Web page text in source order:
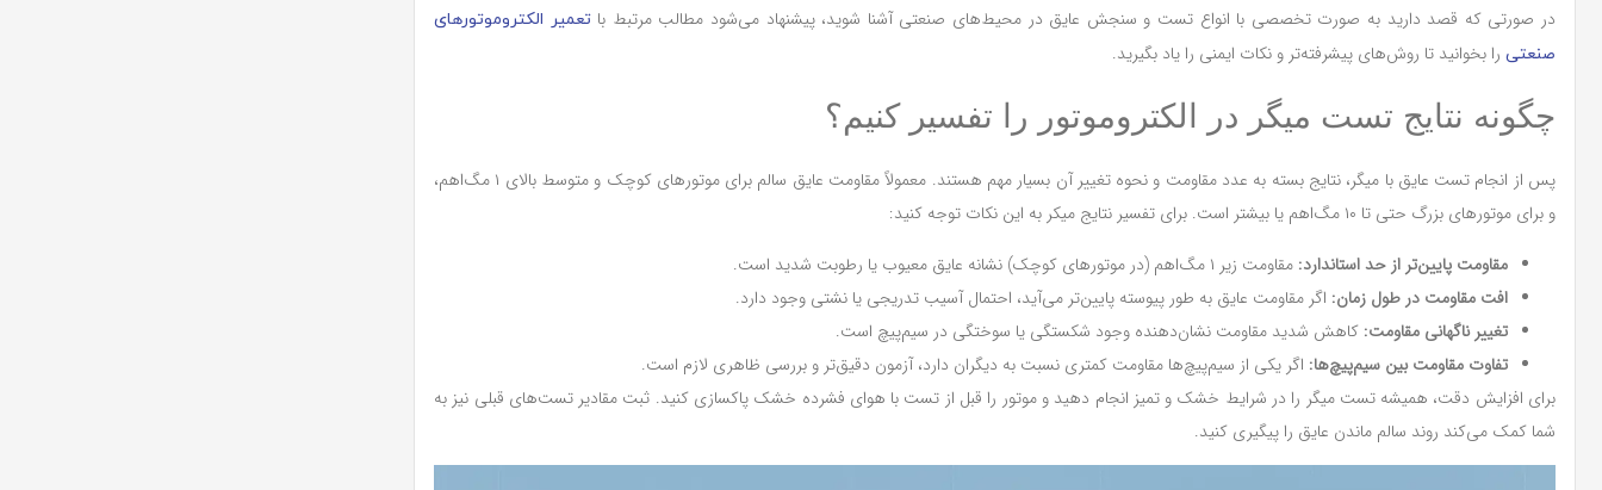
در صورتی که قصد دارید به صورت تخصصی با انواع تست و سنجش عایق در محیط‌های صنعتی آشنا شوید، پیشنهاد می‌شود مطالب مرتبط باتعمیر الکتروموتورهای
صنعتی را بخوانید تا روش‌های پیشرفته‌تر و نکات ایمنی را یاد بگیرید.
چگونه نتایج تست میگر در الکتروموتور را تفسیر کنیم؟
پس از انجام تست عایق با میگر، نتایج بسته به عدد مقاومت و نحوه تغییر آن بسیار مهم هستند. معمولاً مقاومت عایق سالم برای موتورهای کوچک و متوسط بالای ۱ مگ‌اهم،
و برای موتورهای بزرگ حتی تا ۱۰ مگ‌اهم یا بیشتر است. برای تفسیر نتایج میکر به این نکات توجه کنید:
مقاومت پایین‌تر از حد استاندارد: مقاومت زیر ۱ مگ‌اهم (در موتورهای کوچک) نشانه عایق معیوب یا رطوبت شدید است.
افت مقاومت در طول زمان: اگر مقاومت عایق به طور پیوسته پایین‌تر می‌آید، احتمال آسیب تدریجی یا نشتی وجود دارد.
تغییر ناگهانی مقاومت: کاهش شدید مقاومت نشان‌دهنده وجود شکستگی یا سوختگی در سیم‌پیچ است.
تفاوت مقاومت بین سیم‌پیچ‌ها: اگر یکی از سیم‌پیچ‌ها مقاومت کمتری نسبت به دیگران دارد، آزمون دقیق‌تر و بررسی ظاهری لازم است.
برای افزایش دقت، همیشه تست میگر را در شرایط خشک و تمیز انجام دهید و موتور را قبل از تست با هوای فشرده خشک پاکسازی کنید. ثبت مقادیر تست‌های قبلی نیز به
شما کمک می‌کند روند سالم ماندن عایق را پیگیری کنید.